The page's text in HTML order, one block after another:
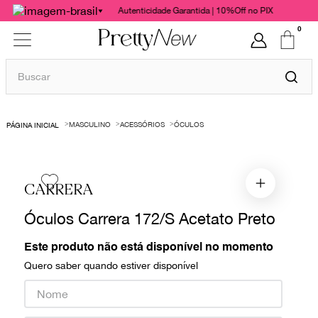
Autenticidade Garantida | 10%Off no PIX
0
Buscar
MASCULINO ACESSÓRIOS ÓCULOS
CARRERA
Óculos Carrera 172/S Acetato Preto
Este produto não está disponível no momento
Quero saber quando estiver disponível
1º
bolsas
chanel
valentino
paula raia
burberry